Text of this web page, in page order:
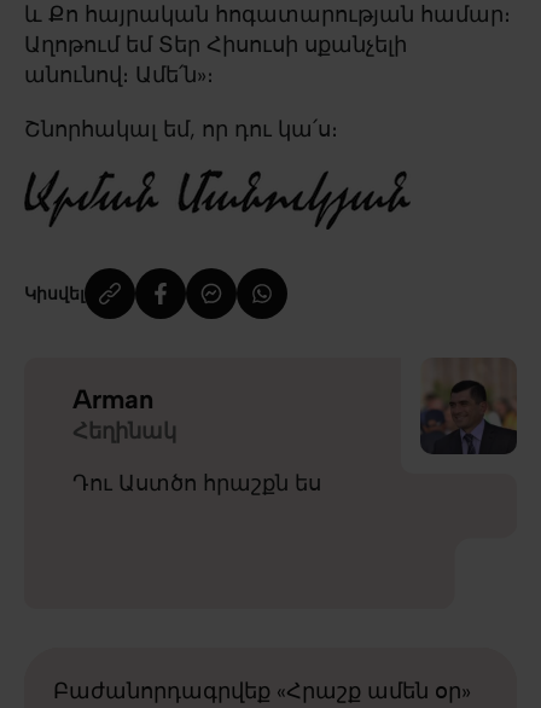
և Քո հայրական հոգատարության համար։
Աղոթում եմ Տեր Հիսուսի սքանչելի
անունով։ Ամե՛ն»։
Շնորհակալ եմ, որ դու կա՛ս։
Կիսվել
Arman
Հեղինակ
Դու Աստծո հրաշքն ես
Բաժանորդագրվեք «Հրաշք ամեն օր»